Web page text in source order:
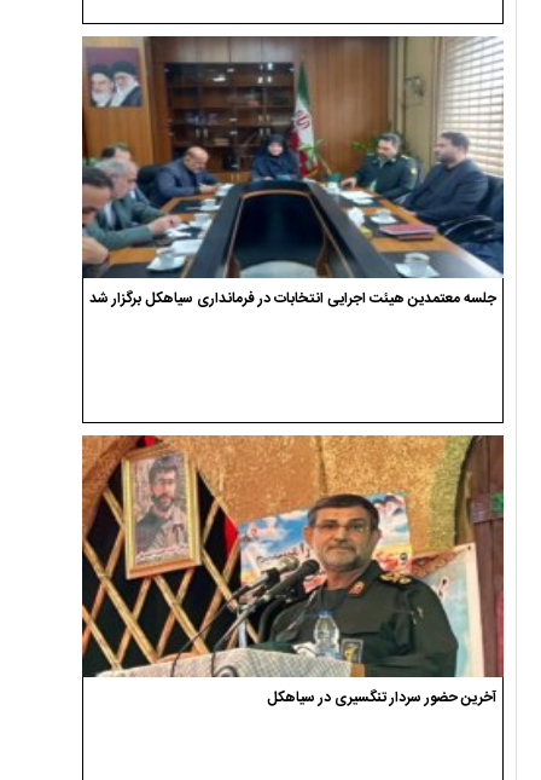
جلسه معتمدین هیئت اجرایی انتخابات در فرمانداری سیاهکل برگزار شد
آخرین حضور سردار تنگسیری در سیاهکل